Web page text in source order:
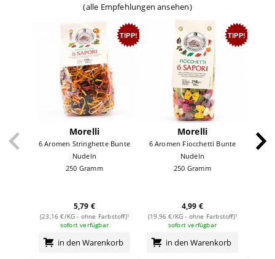
(alle Empfehlungen ansehen)
TIPP!
Morelli
6 Aromen Stringhette Bunte
Nudeln
250 Gramm
5,79 €
(23,16 €/KG - ohne Farbstoff)¹
sofort verfügbar
in den Warenkorb
TIPP!
Morelli
6 Aromen Fiocchetti Bunte
Nudeln
250 Gramm
4,99 €
(19,96 €/KG - ohne Farbstoff)¹
sofort verfügbar
in den Warenkorb